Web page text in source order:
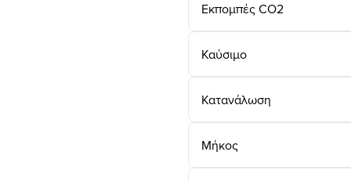
Εκπομπές CO2
Καύσιμο
Κατανάλωση
Μήκος